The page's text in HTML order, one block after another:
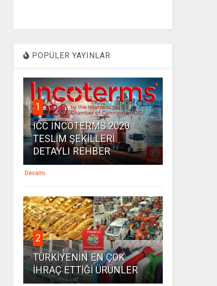
POPÜLER YAYINLAR
1
ICC INCOTERMS 2020
TESLİM ŞEKİLLERİ
DETAYLI REHBER
Devamı
2
TÜRKİYENİN EN ÇOK
İHRAÇ ETTİĞİ ÜRÜNLER